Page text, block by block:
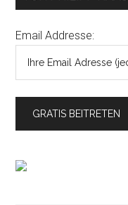
Email Addresse: